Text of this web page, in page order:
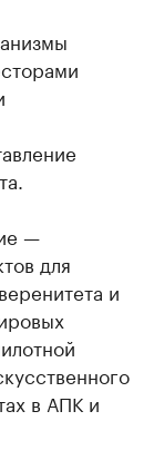
—
для
и
в АПК и